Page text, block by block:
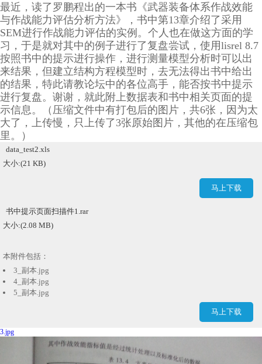
最近，读了罗鹏程出的一本书《武器装备体系作战效能
与作战能力评估分析方法》，书中第13章介绍了采用
SEM进行作战能力评估的实例。个人也在做这方面的学
习，于是就对其中的例子进行了复盘尝试，使用lisrel 8.7
按照书中的提示进行操作，进行测量模型分析时可以出
来结果，但建立结构方程模型时，去无法得出书中给出
的结果，特此请教论坛中的各位高手，能否按书中提示
进行复盘。谢谢，就此附上数据表和书中相关页面的提
示信息。（压缩文件中有打包后的图片，共6张，因为太
大了，上传慢，只上传了3张原始图片，其他的在压缩包
里。）
data_test2.xls
大小:(21 KB)
马上下载
书中提示页面扫描件1.rar
大小:(2.08 MB)
马上下载
本附件包括：
3_副本.jpg
4_副本.jpg
5_副本.jpg
3.jpg